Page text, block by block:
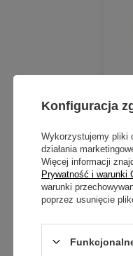
5
Konfiguracja
Wykorzystujemy pliki
działania
Więcej informacji
Prywatność i warunki
warunki
poprzez usunięcie